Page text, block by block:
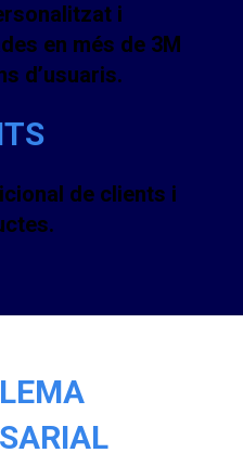
i
en més de 3M
d’usuaris.
de clients i